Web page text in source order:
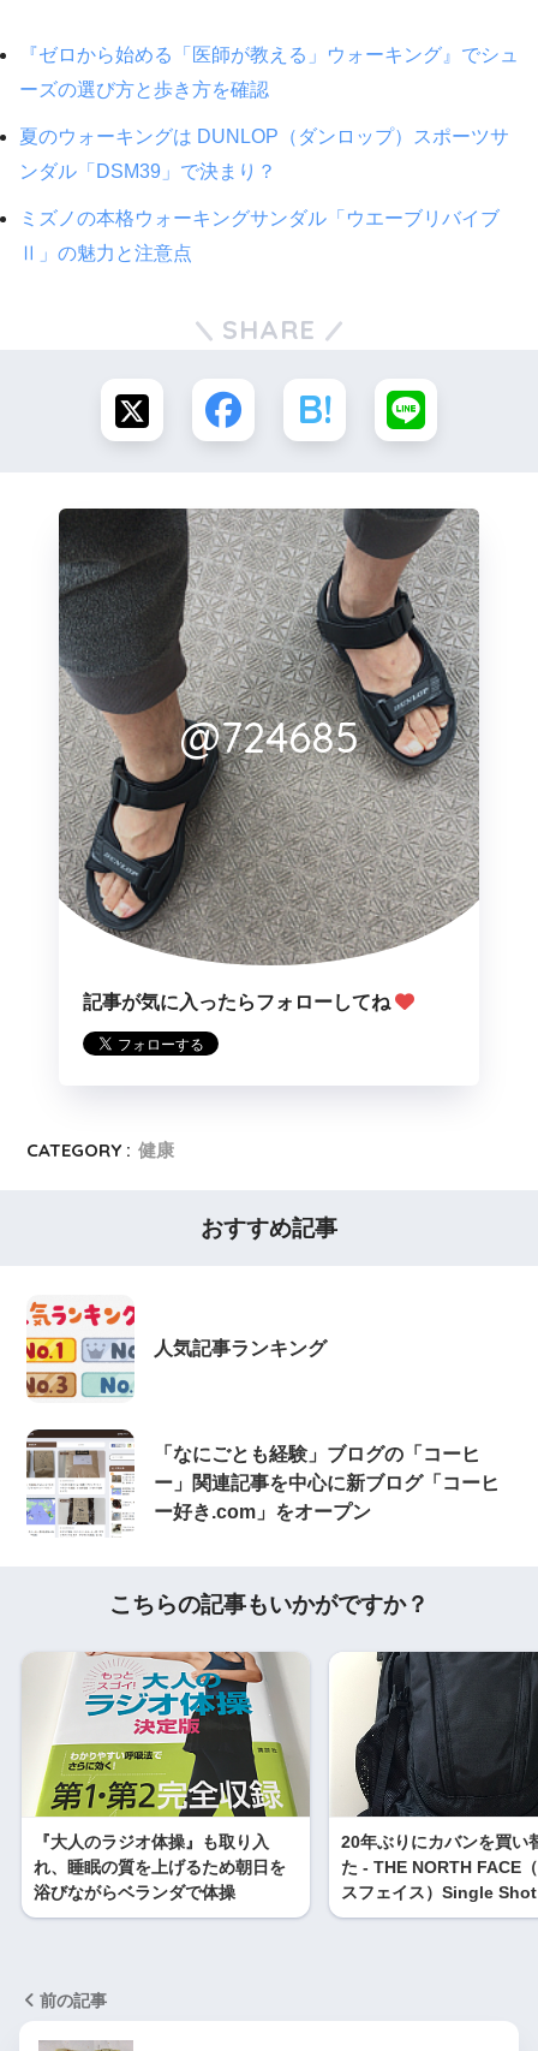
『ゼロから始める「医師が教える」ウォーキング』でシュ
ーズの選び方と歩き方を確認
夏のウォーキングは DUNLOP（ダンロップ）スポーツサ
ンダル「DSM39」で決まり？
ミズノの本格ウォーキングサンダル「ウエーブリバイブ
Ⅱ」の魅力と注意点
SHARE
@724685
記事が気に入ったらフォローしてね
CATEGORY : 健康
おすすめ記事
人気記事ランキング
「なにごとも経験」ブログの「コーヒ
ー」関連記事を中心に新ブログ「コーヒ
ー好き.com」をオープン
こちらの記事もいかがですか？
『大人のラジオ体操』も取り入
れ、睡眠の質を上げるため朝日を
浴びながらベランダで体操
20年ぶりにカバンを買い
た - THE NORTH FACE
スフェイス）Single Shot
前の記事